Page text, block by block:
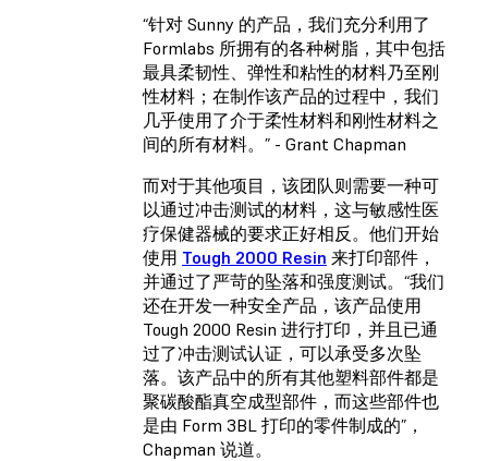
“针对 Sunny 的产品，我们充分利用了
Formlabs 所拥有的各种树脂，其中包括
最具柔韧性、弹性和粘性的材料乃至刚
性材料；在制作该产品的过程中，我们
几乎使用了介于柔性材料和刚性材料之
间的所有材料。” - Grant Chapman
而对于其他项目，该团队则需要一种可
以通过冲击测试的材料，这与敏感性医
疗保健器械的要求正好相反。他们开始
使用 Tough 2000 Resin 来打印部件，
并通过了严苛的坠落和强度测试。“我们
还在开发一种安全产品，该产品使用
Tough 2000 Resin 进行打印，并且已通
过了冲击测试认证，可以承受多次坠
落。该产品中的所有其他塑料部件都是
聚碳酸酯真空成型部件，而这些部件也
是由 Form 3BL 打印的零件制成的”，
Chapman 说道。